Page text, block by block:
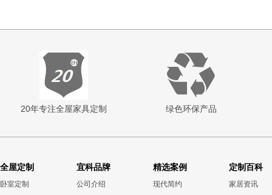
20年专注全屋家具定制 绿色环保产品
全屋定制
卧室定制
宜科品牌
公司介绍
精选案例
现代简约
定制百科
家居资讯